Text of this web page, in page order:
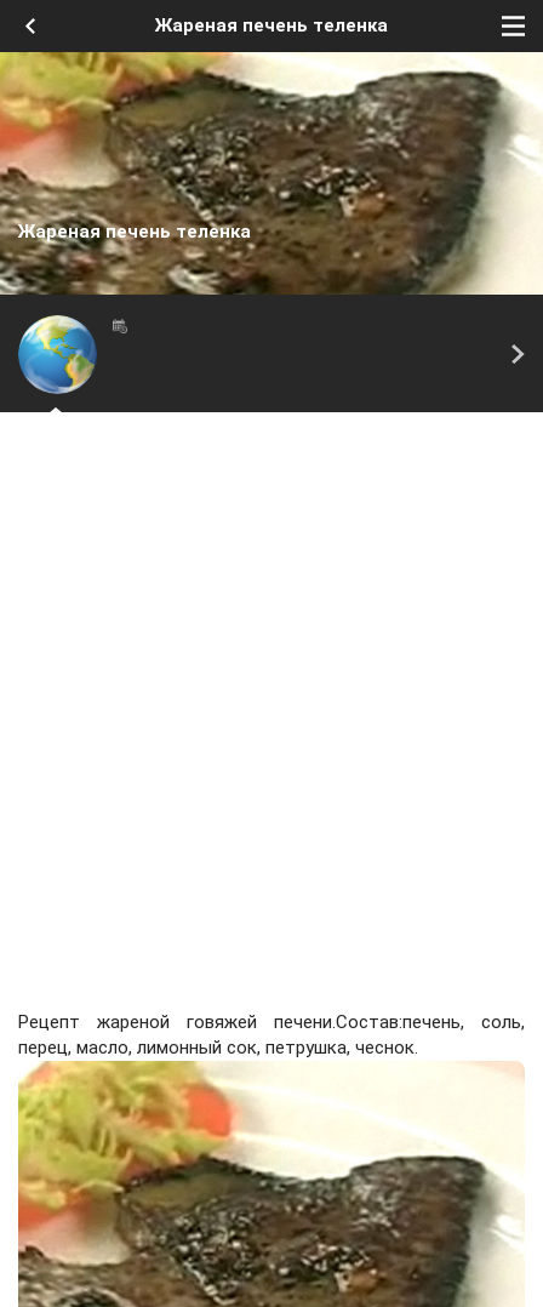
Жареная печень теленка
Жареная печень теленка
Рецепт жареной говяжей печени.Состав:печень, соль,
перец, масло, лимонный сок, петрушка, чеснок.